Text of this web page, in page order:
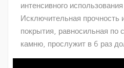
интенсивного
Исключительная прочность
покрытия, равносильная по
камню, прослужит в 6 раз